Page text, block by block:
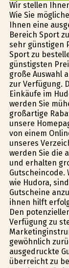
Wir stellen
Wie Sie
Ihnen eine
Bereich Sport
sehr günstigen
Sport zu
günstigsten
große Auswahl
zur Verfügung.
Einkäufe im
werden Sie
großartige
unsere
von einem
unseres
werden Sie die
und erhalten
Gutscheincode.
wie Hudora,
Gutscheine
ihnen hilft
Den
Verfügung zu
gewöhnlich
ausgedruckte
überreicht zu